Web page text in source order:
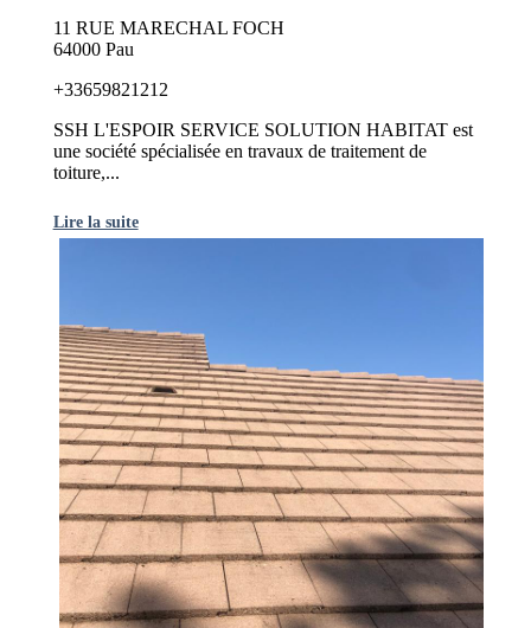
11 RUE MARECHAL FOCH
64000 Pau
+33659821212
SSH L'ESPOIR SERVICE SOLUTION HABITAT est
une société spécialisée en travaux de traitement de
toiture,...
Lire la suite